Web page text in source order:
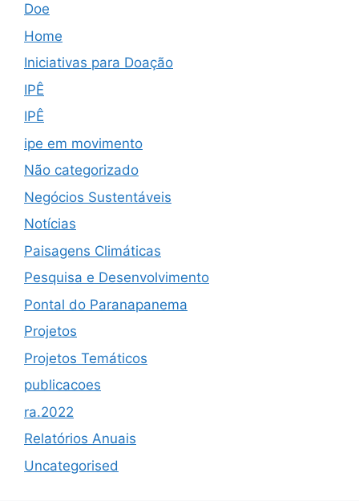
Doe
Home
Iniciativas para Doação
IPÊ
IPÊ
ipe em movimento
Não categorizado
Negócios Sustentáveis
Notícias
Paisagens Climáticas
Pesquisa e Desenvolvimento
Pontal do Paranapanema
Projetos
Projetos Temáticos
publicacoes
ra.2022
Relatórios Anuais
Uncategorised